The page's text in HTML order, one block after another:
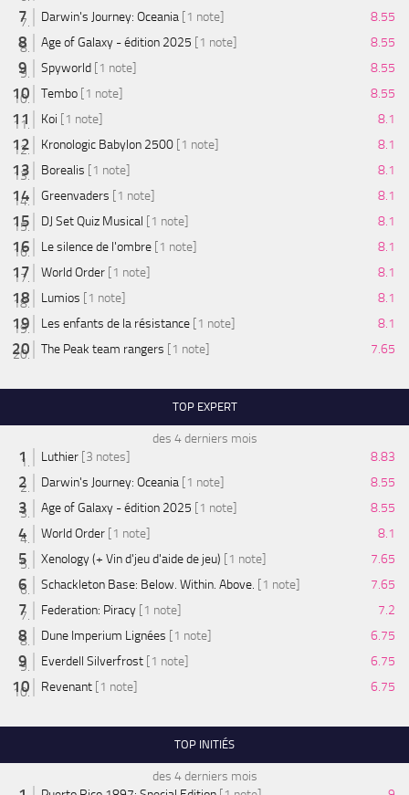
Darwin's Journey: Oceania [1 note]
8.55
Age of Galaxy - édition 2025 [1 note]
8.55
Spyworld [1 note]
8.55
Tembo [1 note]
8.55
Koi [1 note]
8.1
Kronologic Babylon 2500 [1 note]
8.1
Borealis [1 note]
8.1
Greenvaders [1 note]
8.1
DJ Set Quiz Musical [1 note]
8.1
Le silence de l'ombre [1 note]
8.1
World Order [1 note]
8.1
Lumios [1 note]
8.1
Les enfants de la résistance [1 note]
8.1
The Peak team rangers [1 note] 7.65
TOP EXPERT
des 4 derniers mois
Luthier [3 notes]
8.83
Darwin's Journey: Oceania [1 note]
8.55
Age of Galaxy - édition 2025 [1 note]
8.55
World Order [1 note]
8.1
Xenology (+ Vin d'jeu d'aide de jeu) [1 note]
7.65
Schackleton Base: Below. Within. Above. [1 note]
7.65
Federation: Piracy [1 note]
7.2
Dune Imperium Lignées [1 note]
6.75
Everdell Silverfrost [1 note]
6.75
Revenant [1 note] 6.75
TOP INITIÉS
des 4 derniers mois